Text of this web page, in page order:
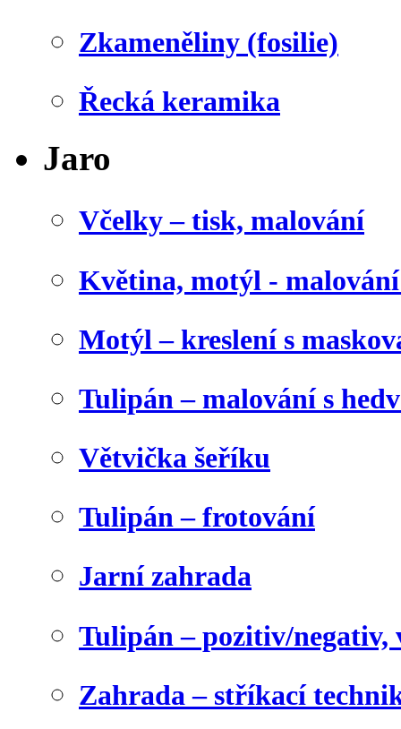
Zkameněliny (fosilie)
Řecká keramika
Jaro
Včelky – tisk, malování
Květina, motýl -
Motýl – kreslení s
Tulipán – malování s
Větvička šeříku
Tulipán – frotování
Jarní zahrada
Tulipán – pozitiv/negativ,
Zahrada – stříkací